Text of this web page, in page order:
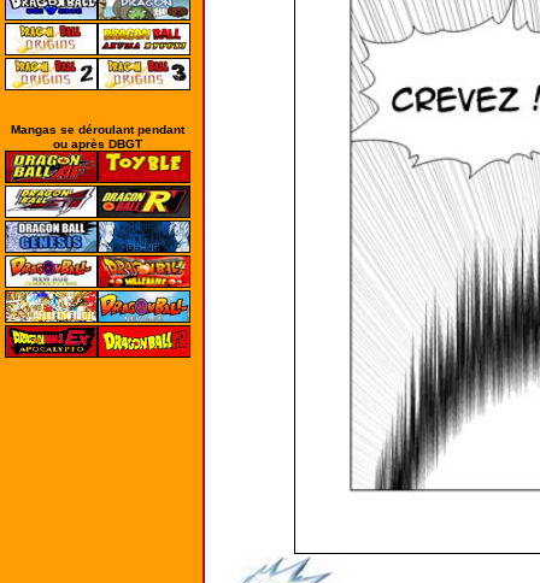
Mangas se déroulant pendant
ou après DBGT